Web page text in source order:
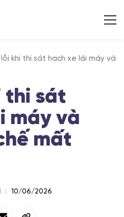
khi thi sát hạch xe lái máy và
thi sát
máy và
mất
10/06/2026